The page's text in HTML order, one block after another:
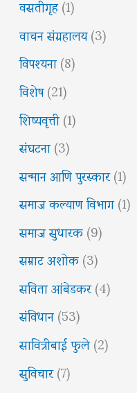
वाचन संग्रहालय(3)
विपश्यना(8)
विशेष(21)
शिष्यवृत्ती(1)
संघटना(3)
सन्मान आणि पुरस्कार(1)
समाज कल्याण विभाग(1)
समाज सुधारक(9)
सम्राट अशोक(3)
सविता आंबेडकर(4)
संविधान(53)
सावित्रीबाई फुले(2)
सुविचार(7)